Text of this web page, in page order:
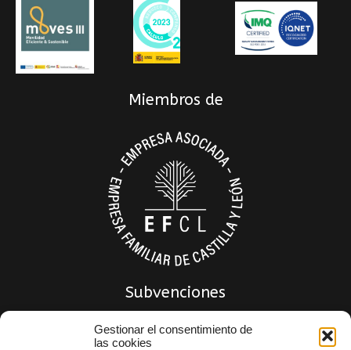
Gestionar el consentimiento de
las cookies
Miembros de
Subvenciones